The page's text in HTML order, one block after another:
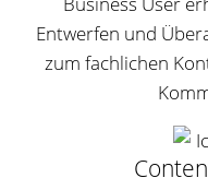
Entwerfen und
zum fachlichen